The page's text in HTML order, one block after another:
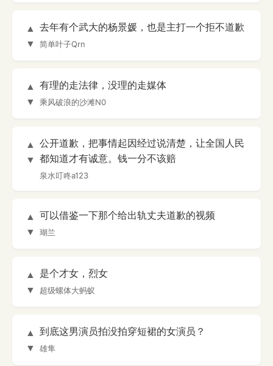
▲
▼
去年有个武大的杨景媛，也是主打一个拒不道歉
简单叶子Qrn
▲
▼
有理的走法律，没理的走媒体
乘风破浪的沙滩N0
▲
▼
公开道歉，把事情起因经过说清楚，让全国人民
都知道才有诚意。钱一分不该赔
泉水叮咚a123
▲
▼
可以借鉴一下那个给出轨丈夫道歉的视频
瑚兰
▲
▼
是个才女，烈女
超级螺体大蚂蚁
▲
▼
到底这男演员拍没拍穿短裙的女演员？
雄隼